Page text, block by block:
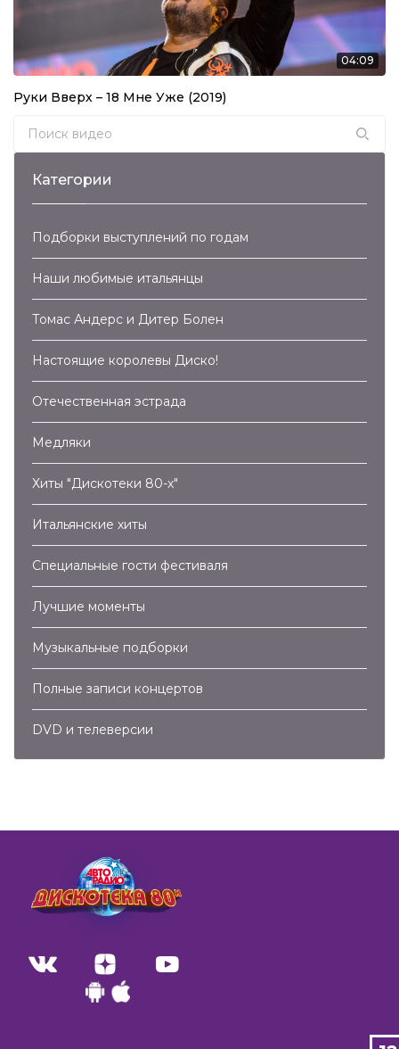
04:09
Руки Вверх – 18 Мне Уже (2019)
Search for:
Категории
Подборки выступлений по годам
Наши любимые итальянцы
Томас Андерс и Дитер Болен
Настоящие королевы Диско!
Отечественная эстрада
Медляки
Хиты "Дискотеки 80-х"
Итальянские хиты
Специальные гости фестиваля
Лучшие моменты
Музыкальные подборки
Полные записи концертов
DVD и телеверсии